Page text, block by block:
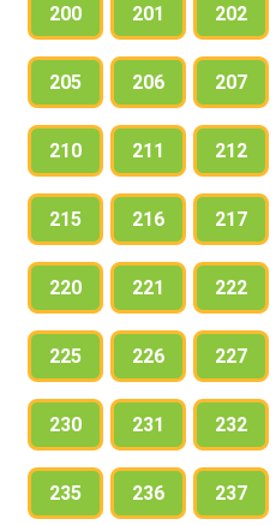
200 201 202
205 206 207
210 211 212
215 216 217
220 221 222
225 226 227
230 231 232
235 236 237